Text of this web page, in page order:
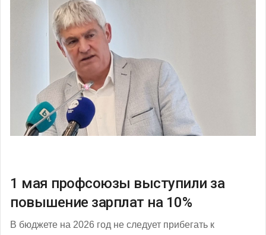
1 мая профсоюзы выступили за
повышение зарплат на 10%
В бюджете на 2026 год не следует прибегать к